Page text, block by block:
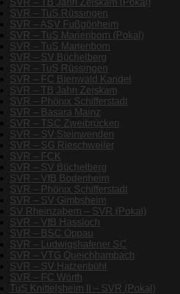
SVR – TuS Rüssingen
SVR – ASV Fußgönheim
SVR – TuS Marienborn (Pokal)
SVR – TuS Marienborn
SVR – SV Büchelberg
SVR – TuS Rüssingen
SVR – FC Bienwald Kandel
SVR – TB Jahn Zeiskam
SVR – Phönix Schifferstadt
SVR – Basara Mainz
SVR – TSC Zweibrücken
SVR – SV Steinwenden
SVR – SG Rieschweiler
SVR – FCK
SVR – SV Büchelberg
SVR – VfB Bodenheim
SVR – Phönix Schifferstadt
SVR – SV Gimbsheim
SV Rheinzabern – SVR (Pokal)
SVR – VfB Hassloch
SVR – BSC Oppau
SVR – Ludwigshafener SC
SVR – VTG Queichhambach
SVR – SV Hatzenbühl
SVR – FC Wörth
TuS Knittelsheim II – SVR (Pokal)